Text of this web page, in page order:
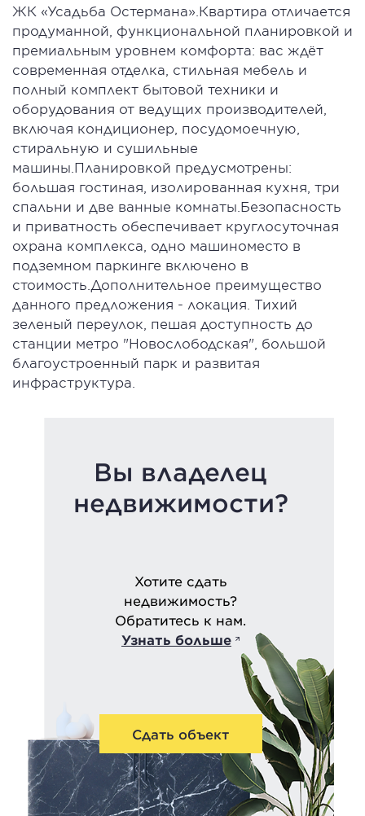
ЖК «Усадьба Остермана».Квартира отличается
продуманной, функциональной планировкой и
премиальным уровнем комфорта: вас ждёт
современная отделка, стильная мебель и
полный комплект бытовой техники и
оборудования от ведущих производителей,
включая кондиционер, посудомоечную,
стиральную и сушильные
машины.Планировкой предусмотрены:
большая гостиная, изолированная кухня, три
спальни и две ванные комнаты.Безопасность
и приватность обеспечивает круглосуточная
охрана комплекса, одно машиноместо в
подземном паркинге включено в
стоимость.Дополнительное преимущество
данного предложения - локация. Тихий
зеленый переулок, пешая доступность до
станции метро "Новослободская", большой
благоустроенный парк и развитая
инфраструктура.
Вы владелец
недвижимости?
Хотите сдать
недвижимость?
Обратитесь к нам.
Узнать больше
Сдать объект